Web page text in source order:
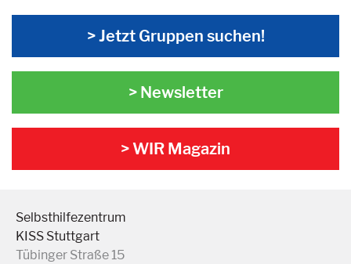
> Jetzt Gruppen suchen!
> Newsletter
> WIR Magazin
Selbsthilfezentrum
KISS Stuttgart
Tübinger Straße 15